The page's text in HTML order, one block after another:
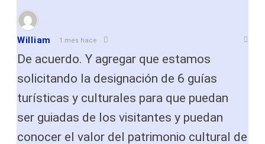
William 1 mes hace
De acuerdo. Y agregar que estamos
solicitando la designación de 6 guías
turísticas y culturales para que puedan
ser guiadas de los visitantes y puedan
conocer el valor del patrimonio cultural de